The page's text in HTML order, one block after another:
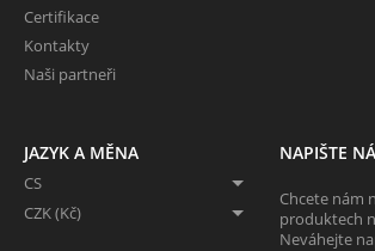
Certifikace
Kontakty
Naši partneři
JAZYK A MĚNA
CS
CZK (Kč)
NAPIŠTE
Chcete nám
produktech
Neváhejte